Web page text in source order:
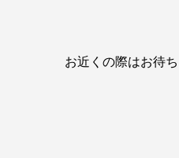
お近くの際はお待